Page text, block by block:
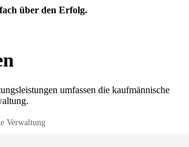
über den Erfolg.
umfassen die kaufmännische
Verwaltung